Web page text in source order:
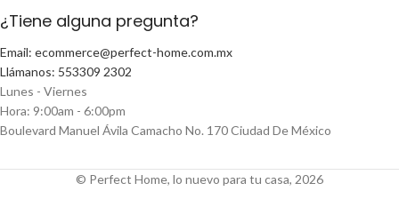
¿Tiene alguna pregunta?
Email: ecommerce@perfect-home.com.mx
Llámanos: 553309 2302
Lunes - Viernes
Hora: 9:00am - 6:00pm
Boulevard Manuel Ávila Camacho No. 170 Ciudad De México
© Perfect Home, lo nuevo para tu casa, 2026